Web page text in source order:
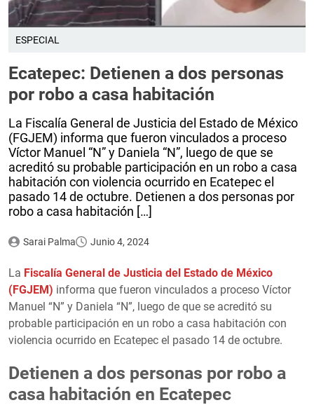
ESPECIAL
Ecatepec: Detienen a dos personas
por robo a casa habitación
La Fiscalía General de Justicia del Estado de México
(FGJEM) informa que fueron vinculados a proceso
Víctor Manuel “N” y Daniela “N”, luego de que se
acreditó su probable participación en un robo a casa
habitación con violencia ocurrido en Ecatepec el
pasado 14 de octubre. Detienen a dos personas por
robo a casa habitación […]
Sarai Palma Junio 4, 2024
La Fiscalía General de Justicia del Estado de México
(FGJEM) informa que fueron vinculados a proceso Víctor
Manuel “N” y Daniela “N”, luego de que se acreditó su
probable participación en un robo a casa habitación con
violencia ocurrido en Ecatepec el pasado 14 de octubre.
Detienen a dos personas por robo a
casa habitación en Ecatepec